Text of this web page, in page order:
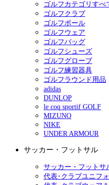
ゴルフカテゴリすべ
ゴルフクラブ
ゴルフボール
ゴルフウェア
ゴルフバッグ
ゴルフシューズ
ゴルフグローブ
ゴルフ練習器具
ゴルフラウンド用品
adidas
DUNLOP
le coq sportif GOLF
MIZUNO
NIKE
UNDER ARMOUR
サッカー・フットサル
サッカー・フットサ
代表･クラブユニフ